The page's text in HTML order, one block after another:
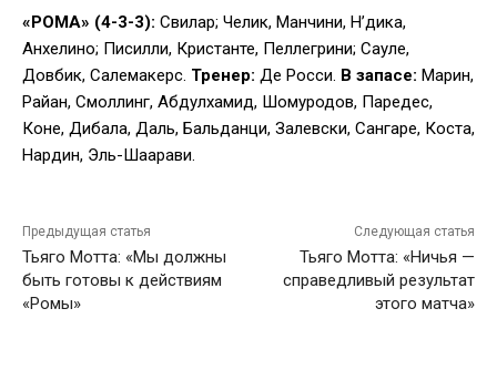
«РОМА» (4-3-3): Свилар; Челик, Манчини, Н’дика,
Анхелино; Писилли, Кристанте, Пеллегрини; Сауле,
Довбик, Салемакерс. Тренер: Де Росси. В запасе: Марин,
Райан, Смоллинг, Абдулхамид, Шомуродов, Паредес,
Коне, Дибала, Даль, Бальданци, Залевски, Сангаре, Коста,
Нардин, Эль-Шаарави.
Предыдущая статья
Тьяго Мотта: «Мы должны
быть готовы к действиям
«Ромы»
Следующая статья
Тьяго Мотта: «Ничья —
справедливый результат
этого матча»